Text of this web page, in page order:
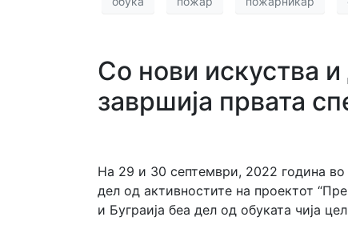
Со нови искуства
завршија првата
На 29 и 30 септември, 2022 година во
дел од активностите на проектот
и Буграија беа дел од обуката чија